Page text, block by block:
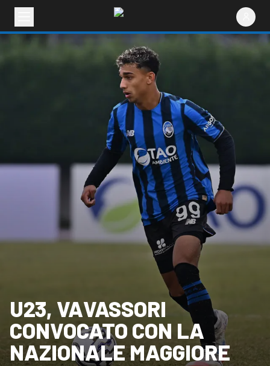
U23, VAVASSORI
CONVOCATO CON LA
NAZIONALE MAGGIORE